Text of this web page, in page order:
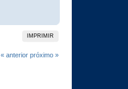
IMPRIMIR
« anterior próximo »